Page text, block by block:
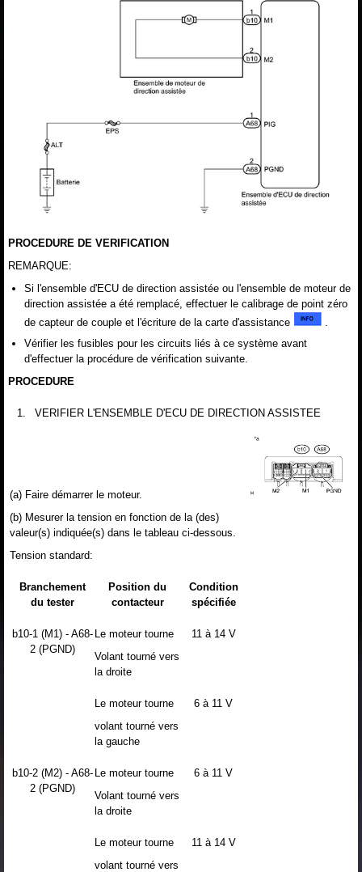
PROCEDURE DE VERIFICATION
REMARQUE:
Si l'ensemble d'ECU de direction assistée ou l'ensemble de moteur de
direction assistée a été remplacé, effectuer le calibrage de point zéro
de capteur de couple et l'écriture de la carte d'assistance
Vérifier les fusibles pour les circuits liés à ce système avant
d'effectuer la procédure de vérification suivante.
PROCEDURE
1. VERIFIER L'ENSEMBLE D'ECU DE DIRECTION ASSISTEE
(a) Faire démarrer le moteur.
(b) Mesurer la tension en fonction de la (des)
valeur(s) indiquée(s) dans le tableau ci-dessous.
Tension standard:
Branchement
du tester
Position du
contacteur
Condition
spécifiée
b10-1 (M1) - A68-
2 (PGND)
Le moteur tourne
Volant tourné vers
la droite
11 à 14 V
Le moteur tourne
volant tourné vers
la gauche
6 à 11 V
b10-2 (M2) - A68-
2 (PGND)
Le moteur tourne
Volant tourné vers
la droite
6 à 11 V
Le moteur tourne
volant tourné vers
11 à 14 V